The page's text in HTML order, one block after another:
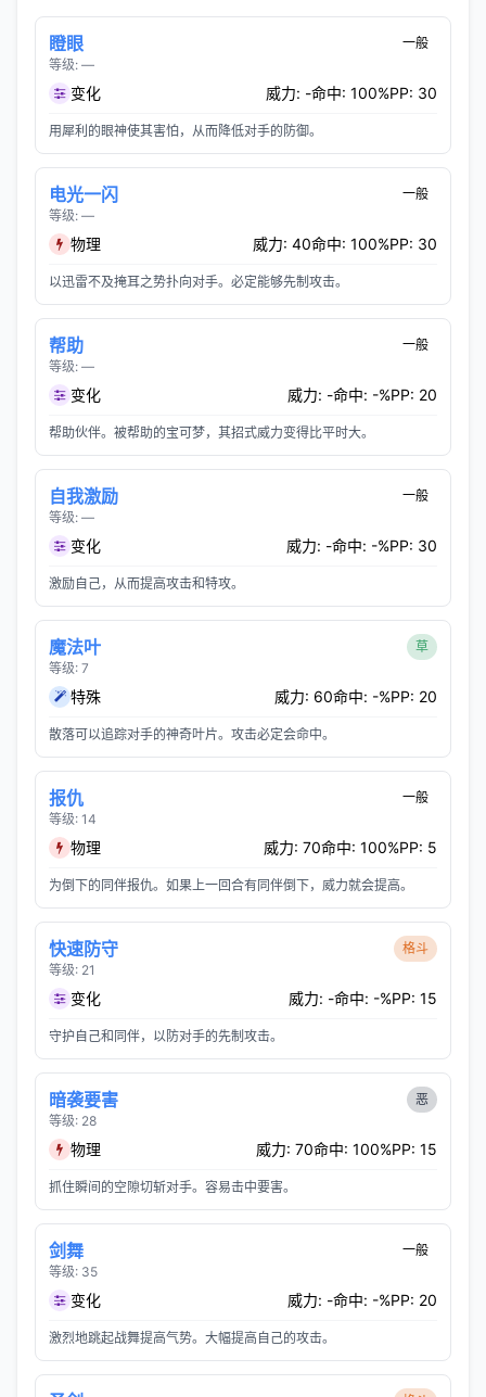
瞪眼
等级: —
一般
变化 威力: -命中: 100%PP: 30
用犀利的眼神使其害怕，从而降低对手的防御。
电光一闪
等级: —
一般
物理 威力: 40命中: 100%PP: 30
以迅雷不及掩耳之势扑向对手。必定能够先制攻击。
帮助
等级: —
一般
变化 威力: -命中: -%PP: 20
帮助伙伴。被帮助的宝可梦，其招式威力变得比平时大。
自我激励
等级: —
一般
变化 威力: -命中: -%PP: 30
激励自己，从而提高攻击和特攻。
魔法叶
等级: 7
草
特殊 威力: 60命中: -%PP: 20
散落可以追踪对手的神奇叶片。攻击必定会命中。
报仇
等级: 14
一般
物理 威力: 70命中: 100%PP: 5
为倒下的同伴报仇。如果上一回合有同伴倒下，威力就会提高。
快速防守
等级: 21
格斗
变化 威力: -命中: -%PP: 15
守护自己和同伴，以防对手的先制攻击。
暗袭要害
等级: 28
恶
物理 威力: 70命中: 100%PP: 15
抓住瞬间的空隙切斩对手。容易击中要害。
剑舞
等级: 35
一般
变化 威力: -命中: -%PP: 20
激烈地跳起战舞提高气势。大幅提高自己的攻击。